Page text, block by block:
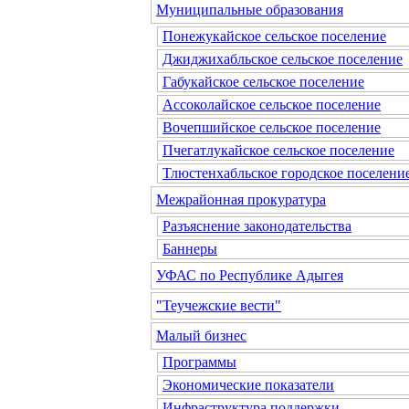
Муниципальные образования
Понежукайское сельское поселение
Джиджихабльское сельское поселение
Габукайское сельское поселение
Ассоколайское сельское поселение
Вочепшийское сельское поселение
Пчегатлукайское сельское поселение
Тлюстенхабльское городское
Межрайонная прокуратура
Разъяснение законодательства
Баннеры
УФАС по Республике Адыгея
"Теучежские вести"
Малый бизнес
Программы
Экономические показатели